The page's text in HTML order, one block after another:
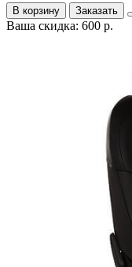
В корзину Заказать
Ваша скидка: 600 р.